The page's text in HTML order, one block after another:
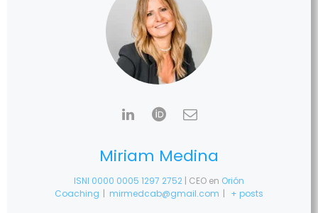
Miriam Medina
ISNI 0000 0005 1297 2752 | CEO en Orión
Coaching | mirmedcab@gmail.com | + posts